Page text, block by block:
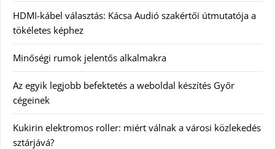
HDMI-kábel választás: Kácsa Audió szakértői útmutatója a
tökéletes képhez
Minőségi rumok jelentős alkalmakra
Az egyik legjobb befektetés a weboldal készítés Győr
cégeinek
Kukirin elektromos roller: miért válnak a városi közlekedés
sztárjává?